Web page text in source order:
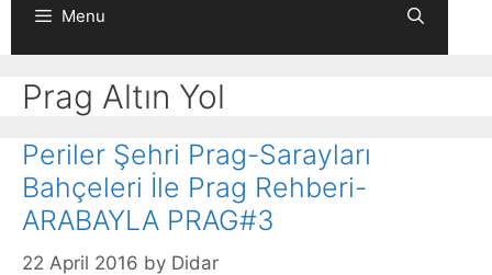
Menu
Prag Altın Yol
Periler Şehri Prag-Sarayları
Bahçeleri İle Prag Rehberi-
ARABAYLA PRAG#3
22 April 2016 by Didar